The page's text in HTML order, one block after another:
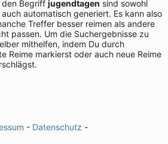
den Begriff jugendtagen sind sowohl
automatisch generiert. Es kann also
Treffer besser reimen als andere
passen. Um die Suchergebnisse zu
mithelfen, indem Du durch
Reime markierst oder auch neue Reime
- Datenschutz -